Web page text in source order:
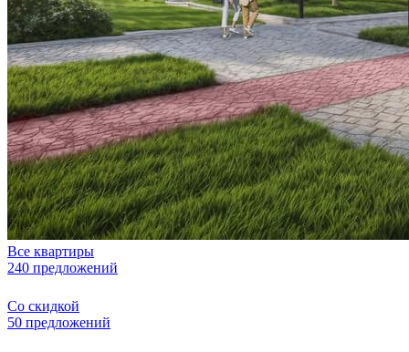
Все квартиры
240 предложений
Со скидкой
50 предложений